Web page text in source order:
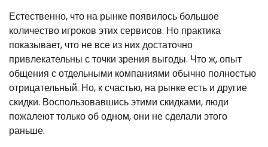
Естественно, что на рынке появилось большое
количество игроков этих сервисов. Но практика
показывает, что не все из них достаточно
привлекательны с точки зрения выгоды. Что ж, опыт
общения с отдельными компаниями обычно полностью
отрицательный. Но, к счастью, на рынке есть и другие
скидки. Воспользовавшись этими скидками, люди
пожалеют только об одном, они не сделали этого
раньше.